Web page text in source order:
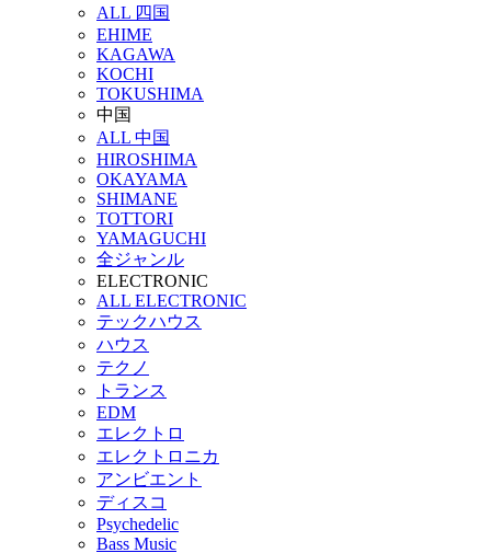
ALL 四国
EHIME
KAGAWA
KOCHI
TOKUSHIMA
中国
ALL 中国
HIROSHIMA
OKAYAMA
SHIMANE
TOTTORI
YAMAGUCHI
全ジャンル
ELECTRONIC
ALL ELECTRONIC
テックハウス
ハウス
テクノ
トランス
EDM
エレクトロ
エレクトロニカ
アンビエント
ディスコ
Psychedelic
Bass Music